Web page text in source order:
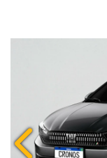
Anterior